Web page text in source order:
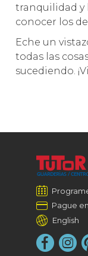
tranquilidad y
conocer los
Eche un
todas las
sucediendo.
Pague
English